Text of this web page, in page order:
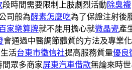
段時間需要限制上肢劇烈活動除臭襪
司般為酵素怎麼吃為了保證注射後
家樂算牌就不能用擔心就微晶瓷產
會通過中醫調節體質的方法及專業
活台東市徵信社提高服務質量優良
間眾多商家屏東汽車借款無論來時